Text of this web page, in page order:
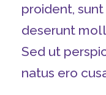
proident,
deserunt
Sed ut
natus ero